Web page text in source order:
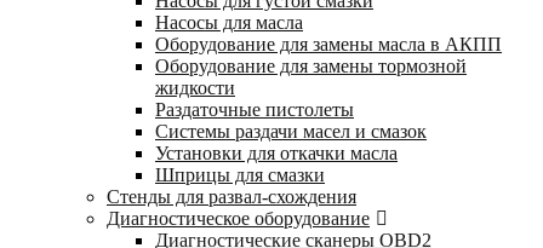
Насосы для масла
Оборудование для замены масла в АКПП
Оборудование для замены тормозной
жидкости
Раздаточные пистолеты
Системы раздачи масел и смазок
Установки для откачки масла
Шприцы для смазки
Стенды для развал-схождения
Диагностическое оборудование
Диагностические сканеры OBD2